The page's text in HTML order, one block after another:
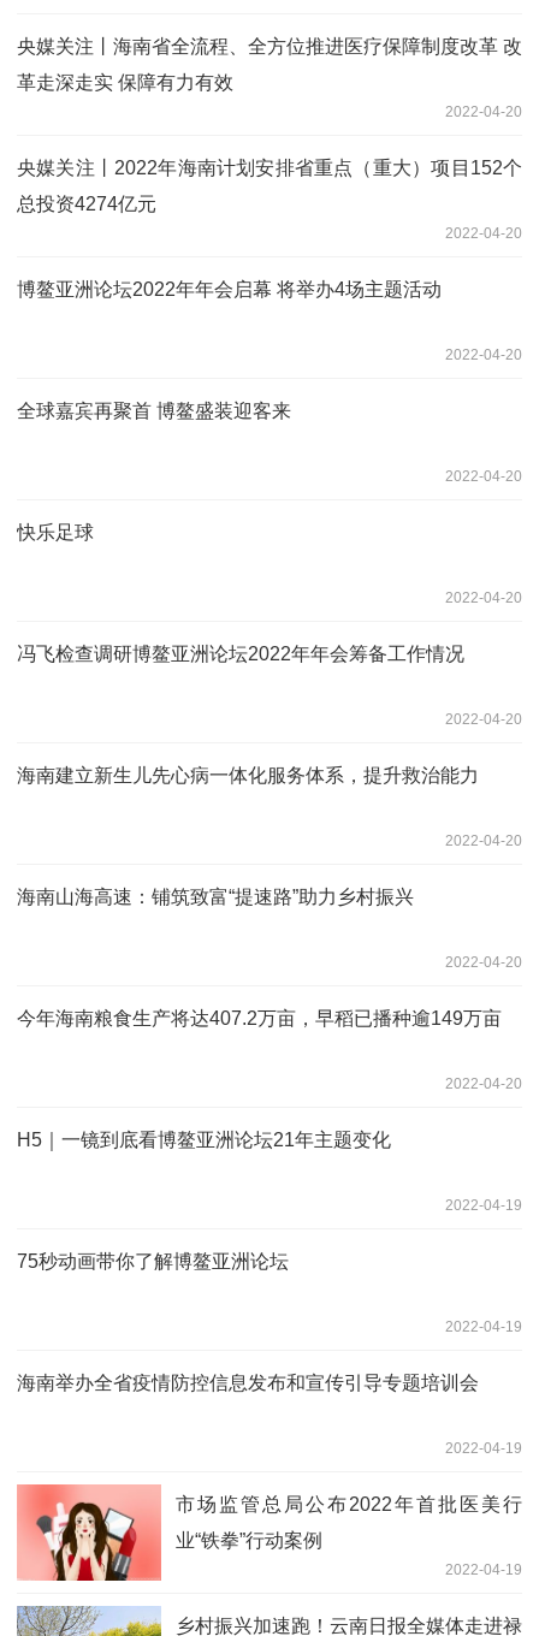
央媒关注丨海南省全流程、全方位推进医疗保障制度改革 改
革走深走实 保障有力有效
2022-04-20
央媒关注丨2022年海南计划安排省重点（重大）项目152个
总投资4274亿元
2022-04-20
博鳌亚洲论坛2022年年会启幕 将举办4场主题活动
2022-04-20
全球嘉宾再聚首 博鳌盛装迎客来
2022-04-20
快乐足球
2022-04-20
冯飞检查调研博鳌亚洲论坛2022年年会筹备工作情况
2022-04-20
海南建立新生儿先心病一体化服务体系，提升救治能力
2022-04-20
海南山海高速：铺筑致富“提速路”助力乡村振兴
2022-04-20
今年海南粮食生产将达407.2万亩，早稻已播种逾149万亩
2022-04-20
H5｜一镜到底看博鳌亚洲论坛21年主题变化
2022-04-19
75秒动画带你了解博鳌亚洲论坛
2022-04-19
海南举办全省疫情防控信息发布和宣传引导专题培训会
2022-04-19
市场监管总局公布2022年首批医美行
业“铁拳”行动案例
2022-04-19
乡村振兴加速跑！云南日报全媒体走进禄